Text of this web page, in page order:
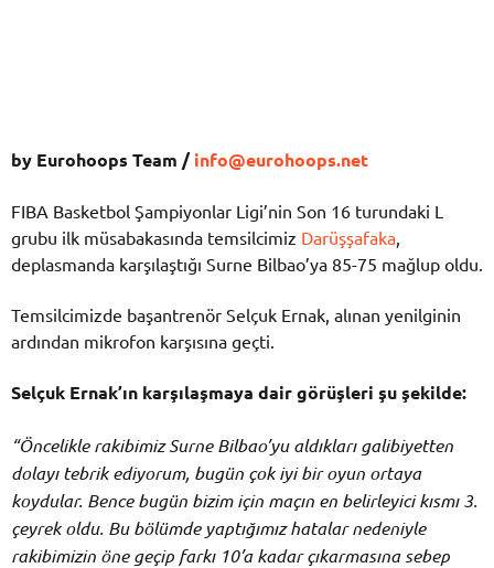
by Eurohoops Team /info@eurohoops.net
FIBA Basketbol Şampiyonlar Ligi’nin Son 16 turundaki L
grubu ilk müsabakasında temsilcimiz Darüşşafaka
deplasmanda karşılaştığı Surne Bilbao’ya 85-75 mağlup oldu.
Temsilcimizde başantrenör Selçuk Ernak, alınan yenilginin
ardından mikrofon karşısına geçti.
Selçuk Ernak’ın karşılaşmaya dair görüşleri şu şekilde:
“Öncelikle rakibimiz Surne Bilbao’yu aldıkları galibiyetten
dolayı tebrik ediyorum, bugün çok iyi bir oyun ortaya
koydular. Bence bugün bizim için maçın en belirleyici kısmı 3.
çeyrek oldu. Bu bölümde yaptığımız hatalar nedeniyle
rakibimizin öne geçip farkı 10’a kadar çıkarmasına sebep